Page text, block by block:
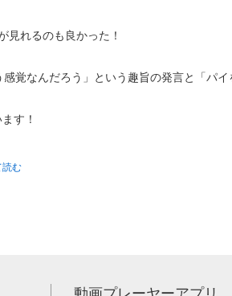
見れるのも良かった！
覚なんだろう」という趣旨の発言と「パ
す！
読む